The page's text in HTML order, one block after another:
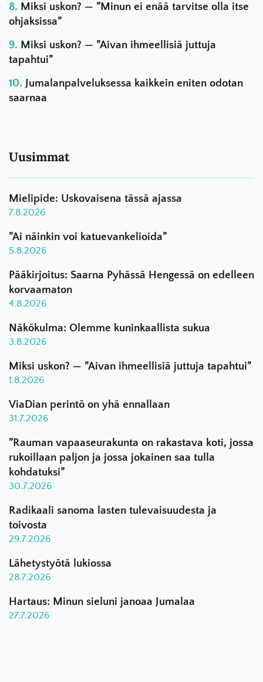
Miksi uskon? — ”Minun ei enää tarvitse olla itse
ohjaksissa”
Miksi uskon? — ”Aivan ihmeellisiä juttuja
tapahtui”
Jumalanpalveluksessa kaikkein eniten odotan
saarnaa
Uusimmat
Mielipide: Uskovaisena tässä ajassa
7.8.2026
”Ai näinkin voi katuevankelioida”
5.8.2026
Pääkirjoitus: Saarna Pyhässä Hengessä on edelleen
korvaamaton
4.8.2026
Näkökulma: Olemme kuninkaallista sukua
3.8.2026
Miksi uskon? — ”Aivan ihmeellisiä juttuja tapahtui”
1.8.2026
ViaDian perintö on yhä ennallaan
31.7.2026
”Rauman vapaaseurakunta on rakastava koti, jossa
rukoillaan paljon ja jossa jokainen saa tulla
kohdatuksi”
30.7.2026
Radikaali sanoma lasten tulevaisuudesta ja
toivosta
29.7.2026
Lähetystyötä lukiossa
28.7.2026
Hartaus: Minun sieluni janoaa Jumalaa
27.7.2026